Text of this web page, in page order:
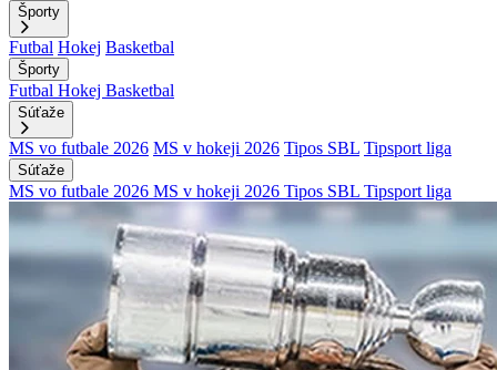
Športy
Futbal Hokej Basketbal
Športy
Futbal Hokej Basketbal
Súťaže
MS vo futbale 2026 MS v hokeji 2026 Tipos SBL Tipsport liga
Súťaže
MS vo futbale 2026 MS v hokeji 2026 Tipos SBL Tipsport liga